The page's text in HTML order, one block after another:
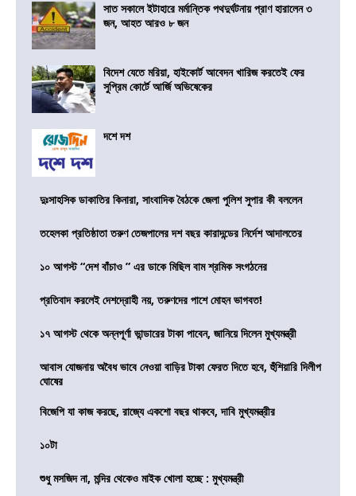
সাত সকালে ইটাহারে মর্মান্তিক পথদুর্ঘটনায় প্রাণ হারালেন ৩
জন, আহত আরও ৮ জন
বিদেশ যেতে মরিয়া, হাইকোর্ট আবেদন খারিজ করতেই ফের
সুপ্রিম কোর্টে আর্জি অভিষেকের
দশে দশ
দুঃসাহসিক ডাকাতির কিনারা, সাংবাদিক বৈঠকে জেলা পুলিশ সুপার কী বললেন
তহেলকা প্রতিষ্ঠাতা তরুণ তেজপালের দশ বছর কারাদন্ডের নির্দেশ আদালতের
১০ আগস্ট “দেশ বাঁচাও ” এর ডাকে মিছিল বাম শ্রমিক সংগঠনের
প্রতিবাদ করলেই দেশদ্রোহী নয়, তরুণদের পাশে মোহন ভাগবত!
১৭ আগস্ট থেকে অন্নপূর্ণা ভান্ডারের টাকা পাবেন, জানিয়ে দিলেন মুখ্যমন্ত্রী
আবাস যোজনায় অবৈধ ভাবে নেওয়া বাড়ির টাকা ফেরত দিতে হবে, হুঁশিয়ারি দিলীপ
ঘোষের
বিজেপি যা কাজ করছে, রাজ্যে একশো বছর থাকবে, দাবি মুখ্যমন্ত্রীর
১০টা
শুধু মসজিদ না, মন্দির থেকেও মাইক খোলা হচ্ছে : মুখ্যমন্ত্রী